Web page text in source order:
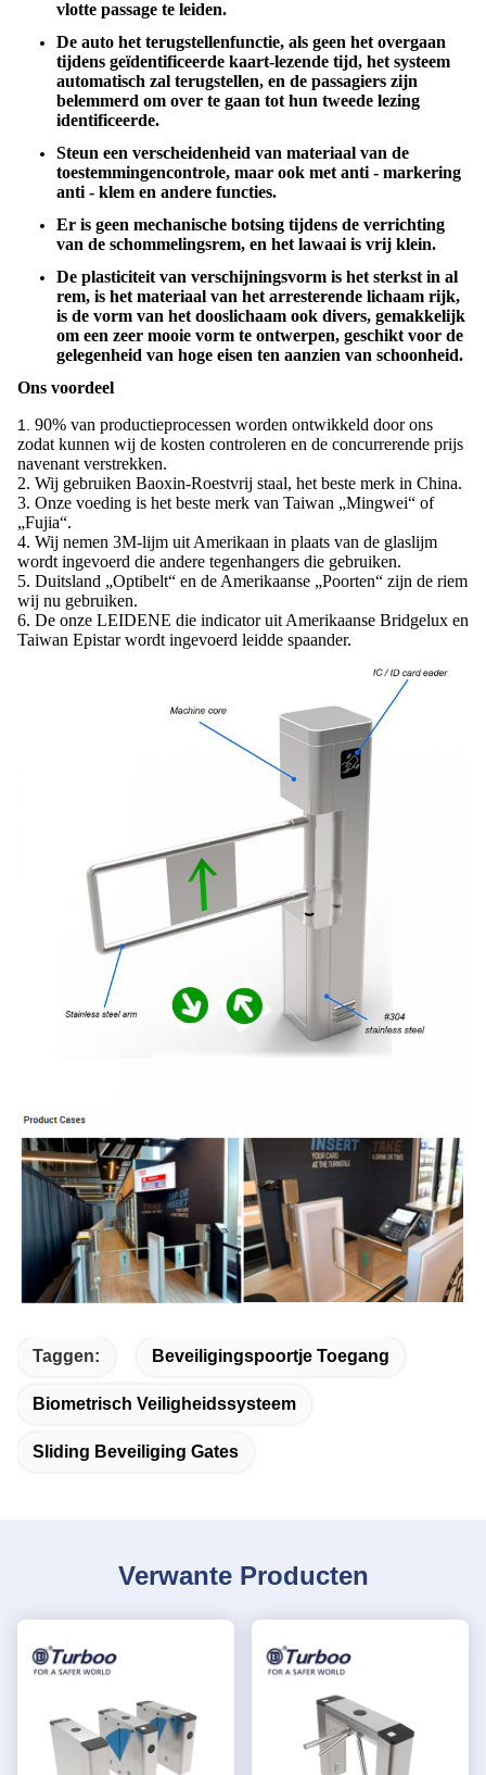
vlotte passage te leiden.
De auto het terugstellenfunctie, als geen het overgaan
tijdens geïdentificeerde kaart-lezende tijd, het systeem
automatisch zal terugstellen, en de passagiers zijn
belemmerd om over te gaan tot hun tweede lezing
identificeerde.
Steun een verscheidenheid van materiaal van de
toestemmingencontrole, maar ook met anti - markering
anti - klem en andere functies.
Er is geen mechanische botsing tijdens de verrichting
van de schommelingsrem, en het lawaai is vrij klein.
De plasticiteit van verschijningsvorm is het sterkst in al
rem, is het materiaal van het arresterende lichaam rijk,
is de vorm van het dooslichaam ook divers, gemakkelijk
om een zeer mooie vorm te ontwerpen, geschikt voor de
gelegenheid van hoge eisen ten aanzien van schoonheid.
Ons voordeel
1. 90% van productieprocessen worden ontwikkeld door ons
zodat kunnen wij de kosten controleren en de concurrerende prijs
navenant verstrekken.
2. Wij gebruiken Baoxin-Roestvrij staal, het beste merk in China.
3. Onze voeding is het beste merk van Taiwan „Mingwei“ of
„Fujia“.
4. Wij nemen 3M-lijm uit Amerikaan in plaats van de glaslijm
wordt ingevoerd die andere tegenhangers die gebruiken.
5. Duitsland „Optibelt“ en de Amerikaanse „Poorten“ zijn de riem
wij nu gebruiken.
6. De onze LEIDENE die indicator uit Amerikaanse Bridgelux en
Taiwan Epistar wordt ingevoerd leidde spaander.
Taggen: Beveiligingspoortje Toegang
Biometrisch Veiligheidssysteem
Sliding Beveiliging Gates
Verwante Producten